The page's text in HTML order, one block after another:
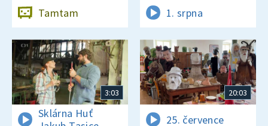
Tamtam 1. srpna
3:03
Sklárna Huť
20:03
25. července